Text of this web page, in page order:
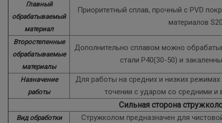
Главный
обрабатываемый
материал
Приоритетный сплав, прочный с PVD
материалов
Второстепенные
обрабатываемые
материалы
Дополнительно сплавом можно
стали P40(30-50) и
Назначение
работы
Для работы на средних и низких
точении с ударом со средними
Сильная сторона
Вид обработки Стружколом предназначен для